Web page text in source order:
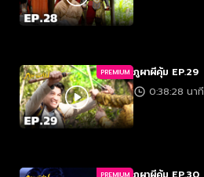
PREMIUM ภูผาผีคุ้ม EP.29
0:38:28 นาที
PREMIUM